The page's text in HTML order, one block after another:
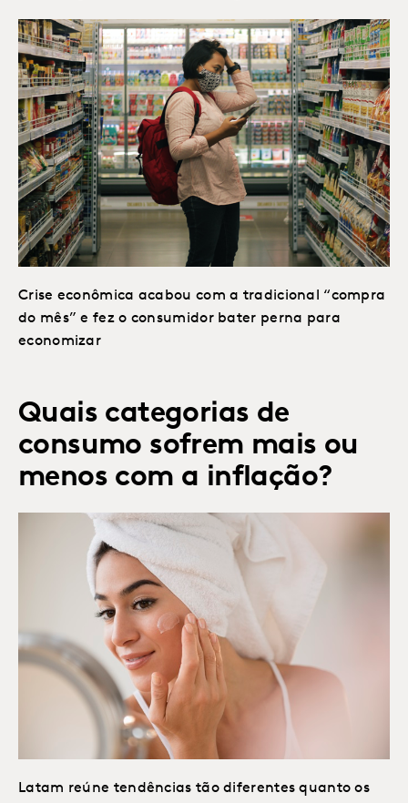
Crise econômica acabou com a tradicional “compra
do mês” e fez o consumidor bater perna para
economizar
Quais categorias de
consumo sofrem mais ou
menos com a inflação?
Latam reúne tendências tão diferentes quanto os